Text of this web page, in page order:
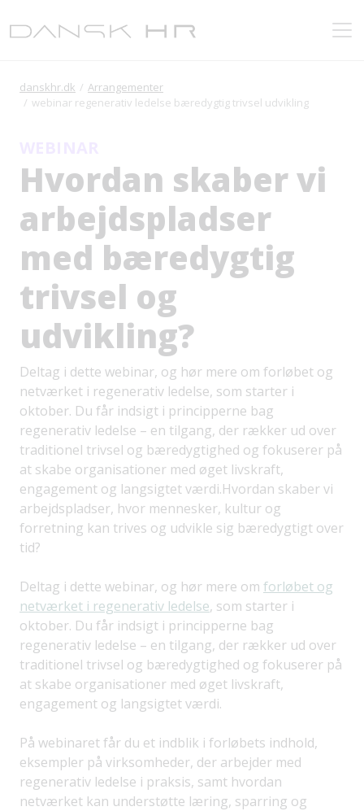
danskhr.dk
Arrangementer
webinar regenerativ ledelse bæredygtig trivsel udvikling
Hvordan skaber vi
arbejdspladser
med bæredygtig
trivsel og
udvikling?
Deltag i dette webinar, og hør mere om forløbet og
netværket i regenerativ ledelse, som starter i
oktober. Du får indsigt i principperne bag
regenerativ ledelse – en tilgang, der rækker ud over
traditionel trivsel og bæredygtighed og fokuserer på
at skabe organisationer med øget livskraft,
engagement og langsigtet værdi.Hvordan skaber vi
arbejdspladser, hvor mennesker, kultur og
forretning kan trives og udvikle sig bæredygtigt over
tid?
Deltag i dette webinar, og hør mere om forløbet og
netværket i regenerativ ledelse, som starter i
oktober. Du får indsigt i principperne bag
regenerativ ledelse – en tilgang, der rækker ud over
traditionel trivsel og bæredygtighed og fokuserer på
at skabe organisationer med øget livskraft,
engagement og langsigtet værdi.
På webinaret får du et indblik i forløbets indhold,
eksempler på virksomheder, der arbejder med
regenerativ ledelse i praksis, samt hvordan
netværket kan understøtte læring, sparring og